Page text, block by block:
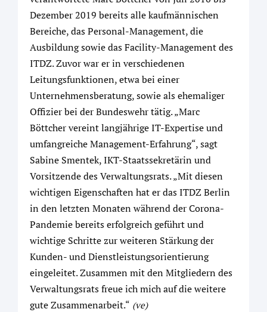
Dezember 2019 bereits alle kaufmännischen
Bereiche, das Personal-Management, die
Ausbildung sowie das Facility-Management des
ITDZ. Zuvor war er in verschiedenen
Leitungsfunktionen, etwa bei einer
Unternehmensberatung, sowie als ehemaliger
Offizier bei der Bundeswehr tätig. „Marc
Böttcher vereint langjährige IT-Expertise und
umfangreiche Management-Erfahrung“, sagt
Sabine Smentek, IKT-Staatssekretärin und
Vorsitzende des Verwaltungsrats. „Mit diesen
wichtigen Eigenschaften hat er das ITDZ Berlin
in den letzten Monaten während der Corona-
Pandemie bereits erfolgreich geführt und
wichtige Schritte zur weiteren Stärkung der
Kunden- und Dienstleistungsorientierung
eingeleitet. Zusammen mit den Mitgliedern des
Verwaltungsrats freue ich mich auf die weitere
gute Zusammenarbeit.“ (ve)